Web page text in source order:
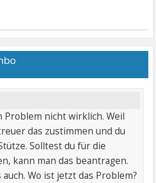
Problem nicht wirklich. Weil
das zustimmen und du
Solltest du für die
kann man das beantragen.
Wo ist jetzt das Problem?